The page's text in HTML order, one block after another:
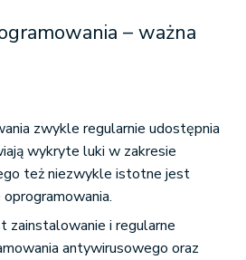
– ważna
zwykle regularnie udostępnia
wykryte luki w zakresie
też niezwykle istotne jest
zainstalowanie i regularne
antywirusowego oraz